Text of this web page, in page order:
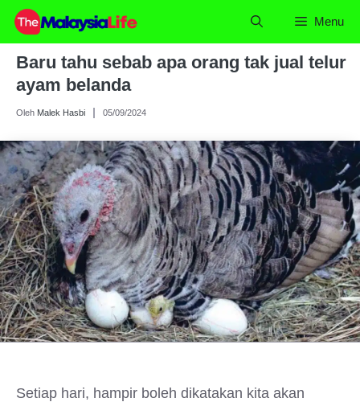
Skip
content
Menu
Baru tahu sebab apa orang tak jual telur
ayam belanda
Oleh Malek Hasbi 05/09/2024
Setiap hari, hampir boleh dikatakan kita akan